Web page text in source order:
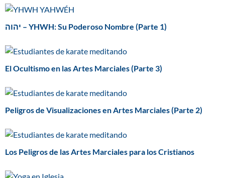
יהוה – YHWH: Su Poderoso Nombre (Parte 1)
El Ocultismo en las Artes Marciales (Parte 3)
Peligros de Visualizaciones en Artes Marciales (Parte 2)
Los Peligros de las Artes Marciales para los Cristianos